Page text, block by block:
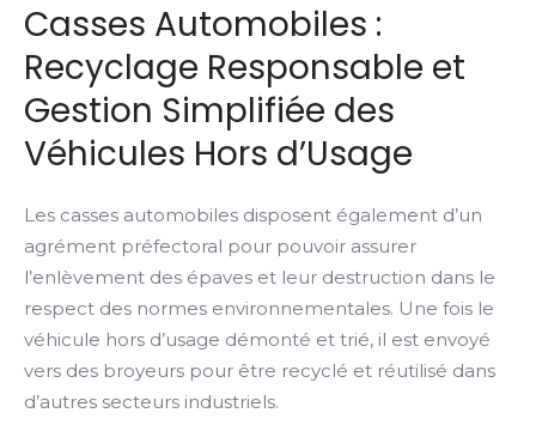
Casses Automobiles :
Recyclage Responsable et
Gestion Simplifiée des
Véhicules Hors d’Usage
Les casses automobiles disposent également d’un
agrément préfectoral pour pouvoir assurer
l’enlèvement des épaves et leur destruction dans le
respect des normes environnementales. Une fois le
véhicule hors d’usage démonté et trié, il est envoyé
vers des broyeurs pour être recyclé et réutilisé dans
d’autres secteurs industriels.